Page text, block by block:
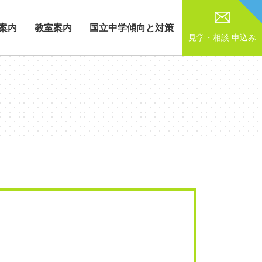
内 教室案内 国立中学傾向と対策
見学・相談 申込み